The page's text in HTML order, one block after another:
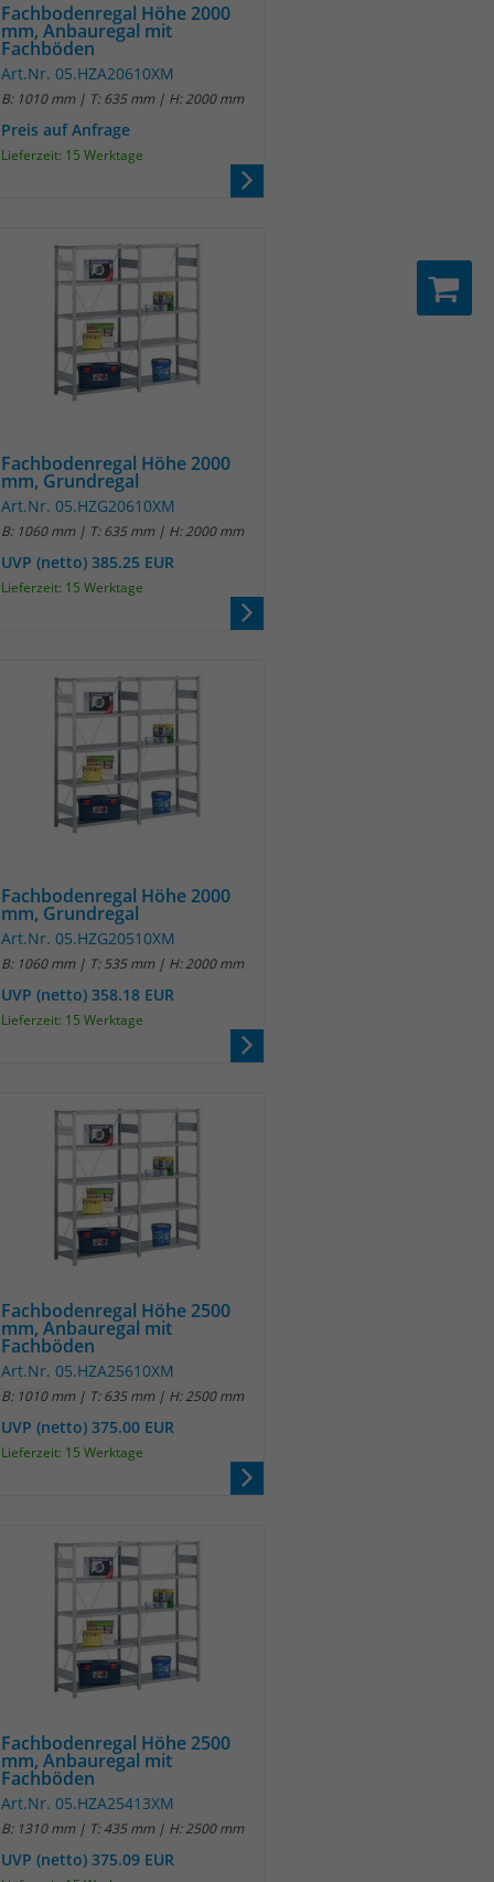
Fachbodenregal Höhe 2000
mm, Anbauregal mit
Fachböden
Art.Nr. 05.HZA20610XM
B: 1010 mm | T: 635 mm | H: 2000 mm
Preis auf Anfrage
Lieferzeit: 15 Werktage
Fachbodenregal Höhe 2000
mm, Grundregal
Art.Nr. 05.HZG20610XM
B: 1060 mm | T: 635 mm | H: 2000 mm
UVP (netto) 385.25 EUR
Lieferzeit: 15 Werktage
Fachbodenregal Höhe 2000
mm, Grundregal
Art.Nr. 05.HZG20510XM
B: 1060 mm | T: 535 mm | H: 2000 mm
UVP (netto) 358.18 EUR
Lieferzeit: 15 Werktage
Fachbodenregal Höhe 2500
mm, Anbauregal mit
Fachböden
Art.Nr. 05.HZA25610XM
B: 1010 mm | T: 635 mm | H: 2500 mm
UVP (netto) 375.00 EUR
Lieferzeit: 15 Werktage
Fachbodenregal Höhe 2500
mm, Anbauregal mit
Fachböden
Art.Nr. 05.HZA25413XM
B: 1310 mm | T: 435 mm | H: 2500 mm
UVP (netto) 375.09 EUR